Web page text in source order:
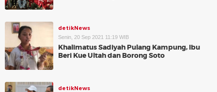
detikNews
Senin, 20 Sep 2021 11:19 WIB
Khalimatus Sadiyah Pulang Kampung, Ibu
Beri Kue Ultah dan Borong Soto
detikNews